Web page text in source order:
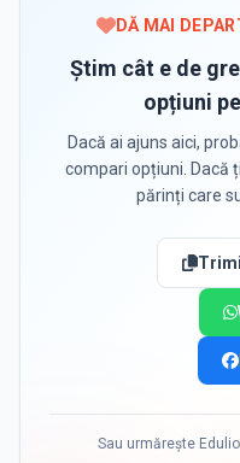
DĂ MAI
Știm cât e de
opțiuni
Dacă ai ajuns aici,
compari opțiuni. Dacă
părinți care
Sau urmărește